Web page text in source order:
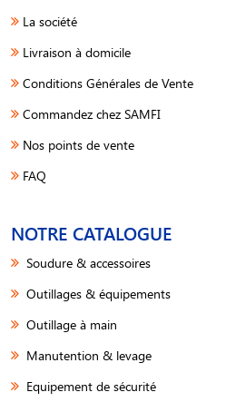
La société
Livraison à domicile
Conditions Générales de Vente
Commandez chez SAMFI
Nos points de vente
FAQ
NOTRE CATALOGUE
Soudure & accessoires
Outillages & équipements
Outillage à main
Manutention & levage
Equipement de sécurité